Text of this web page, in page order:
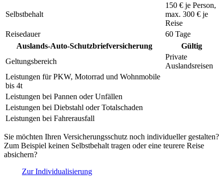
Selbstbehalt
150 € je Person,
max. 300 € je
Reise
Reisedauer
60 Tage
Auslands-Auto-Schutzbriefversicherung
Gültig
Geltungsbereich
Private
Auslandsreisen
Leistungen für PKW, Motorrad und Wohnmobile
bis 4t
Leistungen bei Pannen oder Unfällen
Leistungen bei Diebstahl oder Totalschaden
Leistungen bei Fahrerausfall
Sie möchten Ihren Versicherungsschutz noch individueller gestalten?
Zum Beispiel keinen Selbstbehalt tragen oder eine teurere Reise
absichern?
Zur Individualisierung